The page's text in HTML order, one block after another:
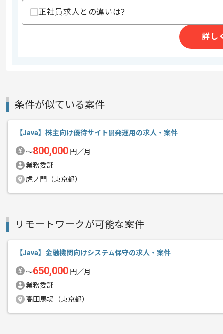
精算・お支払い
作業開始日
エージェントからのコ
メント
正社員求人との違いは?
詳し
条件が似ている案件
【Java】株主向け優待サイト開発運用の求人・案件
〜800,000 円／月
業務委託
虎ノ門（東京都）
リモートワークが可能な案件
【Java】金融機関向けシステム保守の求人・案件
〜650,000 円／月
業務委託
高田馬場（東京都）